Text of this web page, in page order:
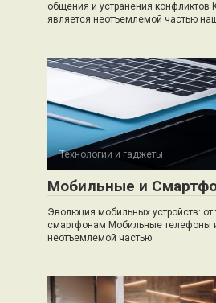
общения и устранения конфликтов
является неотъемлемой частью
Технологии и гаджеты
Мобильные и
Эволюция мобильных устройств: от
смартфонам Мобильные телефоны
неотъемлемой частью